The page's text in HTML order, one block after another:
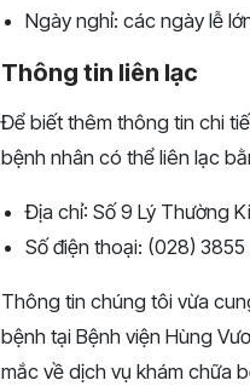
Ngày nghỉ: các ngày lễ
Thông tin liên lạc
Để biết thêm thông tin chi
bệnh nhân có thể liên lạc
Địa chỉ: Số 9 Lý Thường
Số điện thoại: (028)
Thông tin chúng tôi vừa
bệnh tại Bệnh viện Hùng
mắc về dịch vụ khám chữa